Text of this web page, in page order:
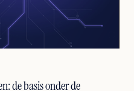
de basis onder de